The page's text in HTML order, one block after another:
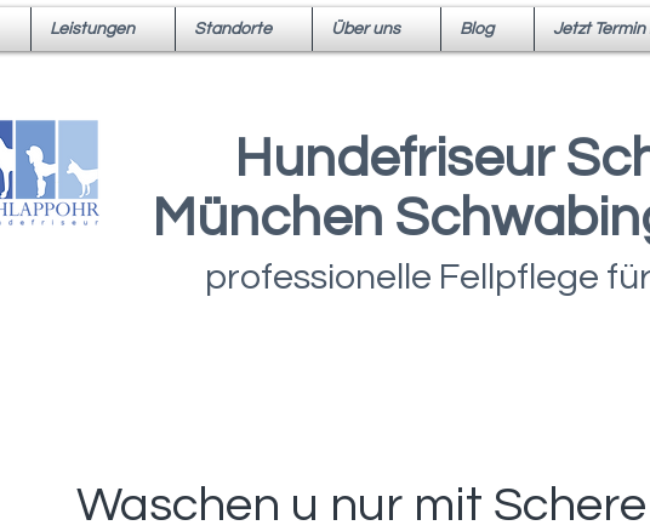
Leistungen Standorte Über uns Blog Jetzt
Hundefriseur
München
professionelle Fellpflege
Waschen u nur mit